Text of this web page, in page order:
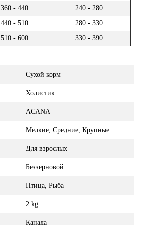
360 - 440
240 - 280
440 - 510
280 - 330
510 - 600 330 - 390
Сухой корм
Холистик
ACANA
Мелкие, Средние, Крупные
Для взрослых
Беззерновой
Птица, Рыба
2 kg
Канада